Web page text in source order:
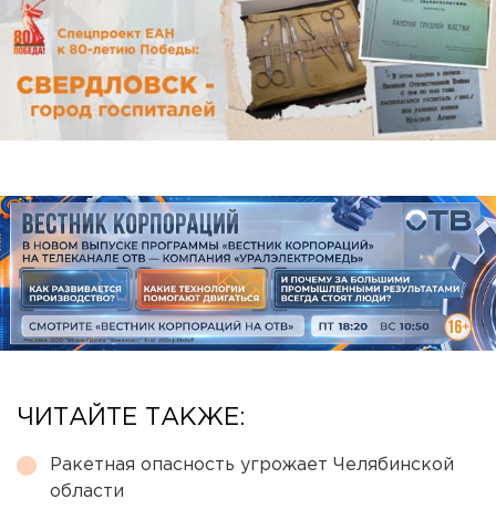
ЧИТАЙТЕ ТАКЖЕ:
Ракетная опасность угрожает Челябинской
области